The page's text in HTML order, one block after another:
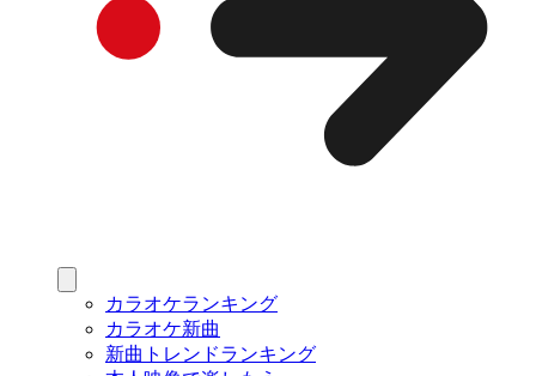
カラオケランキング
カラオケ新曲
新曲トレンドランキング